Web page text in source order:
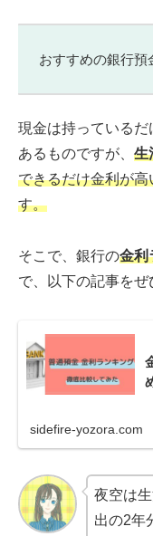
おすすめの銀行預
現金は持っている
あるものですが、 生
できるだけ金利が
す。
そこで、銀行の金利
で、以下の記事をぜ
sidefire-yozora.com
夜空は
出の2年